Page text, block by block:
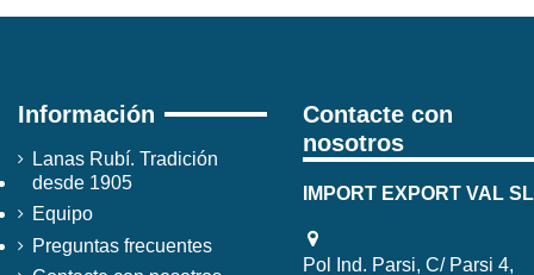
Información
Lanas Rubí. Tradición
desde 1905
Equipo
Preguntas frecuentes
Contacte con
nosotros
IMPORT EXPORT VAL SL
Pol Ind. Parsi, C/ Parsi 4,